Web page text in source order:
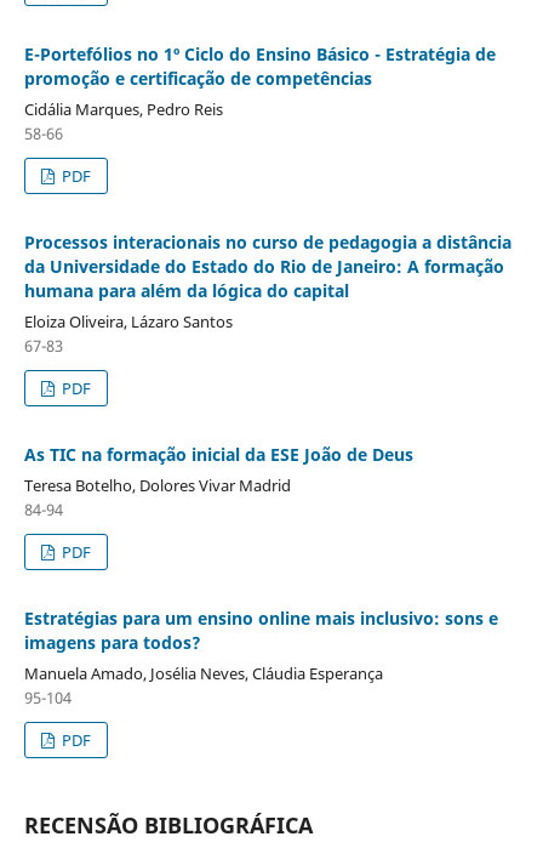
E-Portefólios no 1º Ciclo do Ensino Básico - Estratégia de
promoção e certificação de competências
Cidália Marques, Pedro Reis
58-66
PDF
Processos interacionais no curso de pedagogia a distância
da Universidade do Estado do Rio de Janeiro: A formação
humana para além da lógica do capital
Eloiza Oliveira, Lázaro Santos
67-83
PDF
As TIC na formação inicial da ESE João de Deus
Teresa Botelho, Dolores Vivar Madrid
84-94
PDF
Estratégias para um ensino online mais inclusivo: sons e
imagens para todos?
Manuela Amado, Josélia Neves, Cláudia Esperança
95-104
PDF
RECENSÃO BIBLIOGRÁFICA